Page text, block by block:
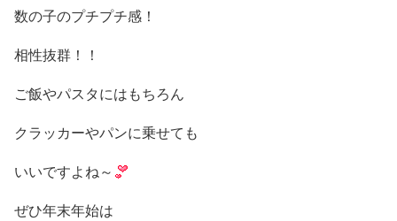
数の子のプチプチ感！
相性抜群！！
ご飯やパスタにはもちろん
クラッカーやパンに乗せても
いいですよね～
ぜひ年末年始は